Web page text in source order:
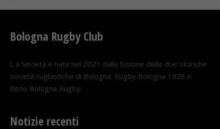
Bologna Rugby Club
L a Società è nata nel 2021 dalla fusione delle due storiche
società rugbistiche di Bologna: Rugby Bologna 1928 e
Reno Bologna Rugby.
Notizie recenti